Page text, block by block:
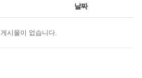
날짜
게시물이 없습니다.